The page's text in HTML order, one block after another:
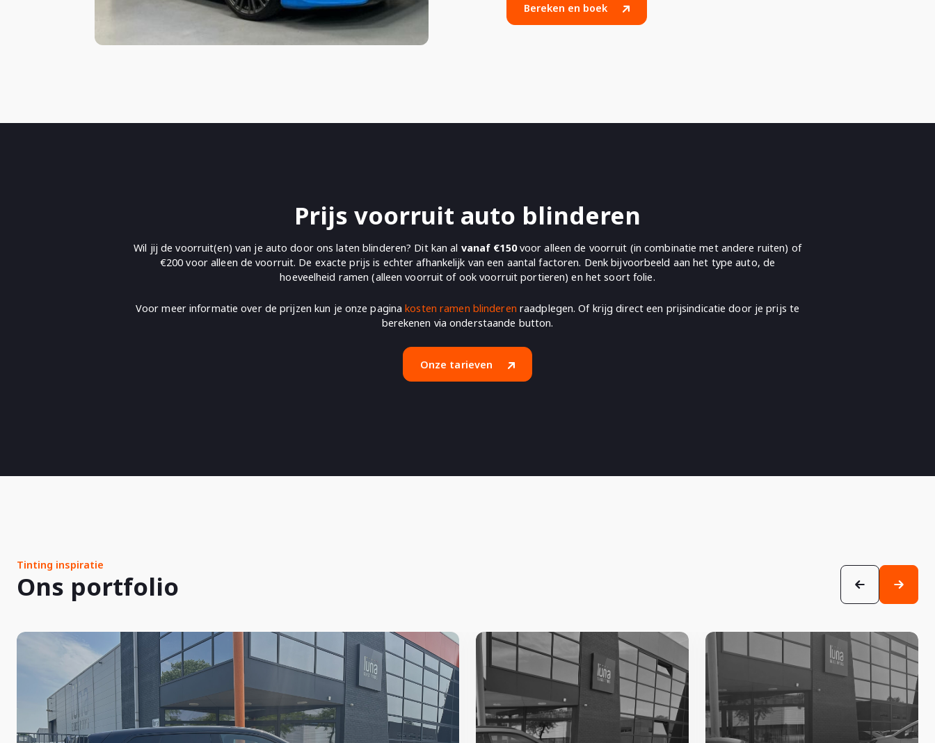
Bereken en boek
Prijs voorruit auto blinderen
Wil jij de voorruit(en) van je auto door ons laten blinderen? Dit kan al vanaf €150voor alleen de voorruit (in combinatie met andere ruiten) of
€200 voor alleen de voorruit. De exacte prijs is echter afhankelijk van een aantal factoren. Denk bijvoorbeeld aan het type auto, de
hoeveelheid ramen (alleen voorruit of ook voorruit portieren) en het soort folie.
Voor meer informatie over de prijzen kun je onze paginakosten ramen blinderen raadplegen. Of krijg direct een prijsindicatie door je prijs te
berekenen via onderstaande button.
Onze tarieven
Tinting inspiratie
Ons portfolio